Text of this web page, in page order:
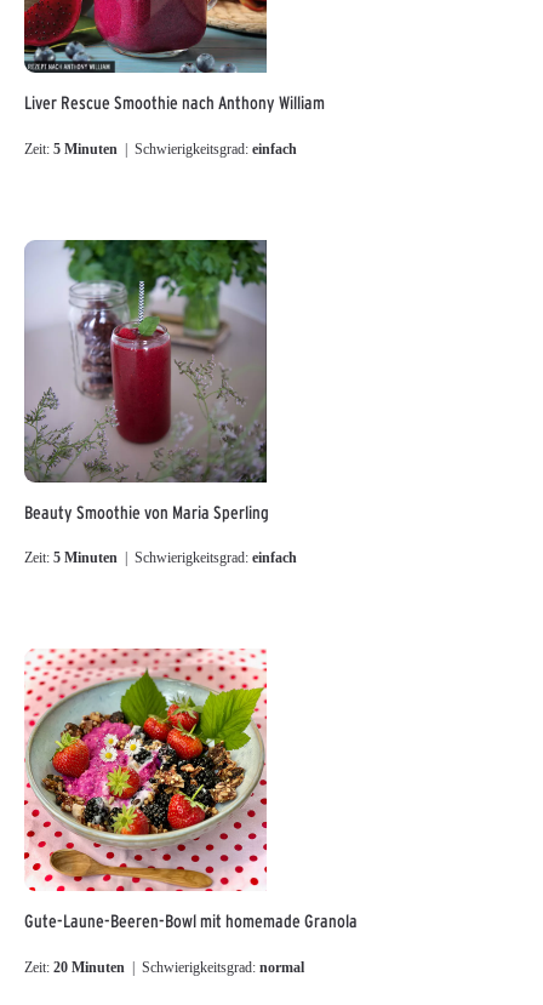
Liver Rescue Smoothie nach Anthony William
Zeit: 5 Minuten | Schwierigkeitsgrad: einfach
Beauty Smoothie von Maria Sperling
Zeit: 5 Minuten | Schwierigkeitsgrad: einfach
Gute-Laune-Beeren-Bowl mit homemade Granola
Zeit: 20 Minuten | Schwierigkeitsgrad: normal